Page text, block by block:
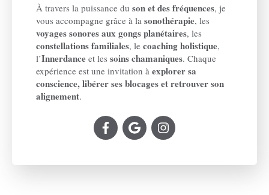
À travers la puissance du son et des fréquences, je
vous accompagne grâce à la sonothérapie, les
voyages sonores aux gongs planétaires, les
constellations familiales, le coaching holistique,
l’Innerdance et les soins chamaniques. Chaque
expérience est une invitation à explorer sa
conscience, libérer ses blocages et retrouver son
alignement.